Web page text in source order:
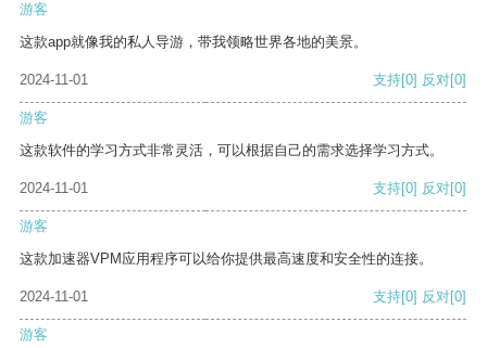
游客
这款app就像我的私人导游，带我领略世界各地的美景。
2024-11-01 支持[0] 反对[0]
游客
这款软件的学习方式非常灵活，可以根据自己的需求选择学习方式。
2024-11-01 支持[0] 反对[0]
游客
这款加速器VPM应用程序可以给你提供最高速度和安全性的连接。
2024-11-01 支持[0] 反对[0]
游客